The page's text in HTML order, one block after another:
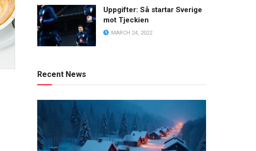
Uppgifter: Så startar Sverige
mot Tjeckien
MARCH 24, 2022
Recent News